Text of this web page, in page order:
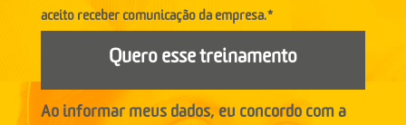
aceito receber comunicação da empresa.*
Quero esse treinamento
Ao informar meus dados, eu concordo com a